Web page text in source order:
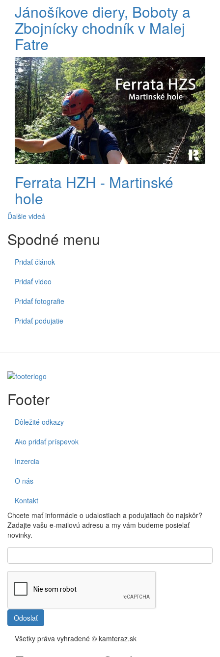
Jánošíkove diery, Boboty a
Zbojnícky chodník v Malej
Fatre
Ferrata HZH - Martinské
hole
Ďalšie videá
Spodné menu
Pridať článok
Pridať video
Pridať fotografie
Pridať podujatie
Footer
Dôležité odkazy
Ako pridať príspevok
Inzercia
O nás
Kontakt
Chcete mať informácie o udalostiach a podujatiach čo najskôr?
Zadajte vašu e-mailovú adresu a my vám budeme posielať
novinky.
Odoslať
Všetky práva vyhradené © kamteraz.sk